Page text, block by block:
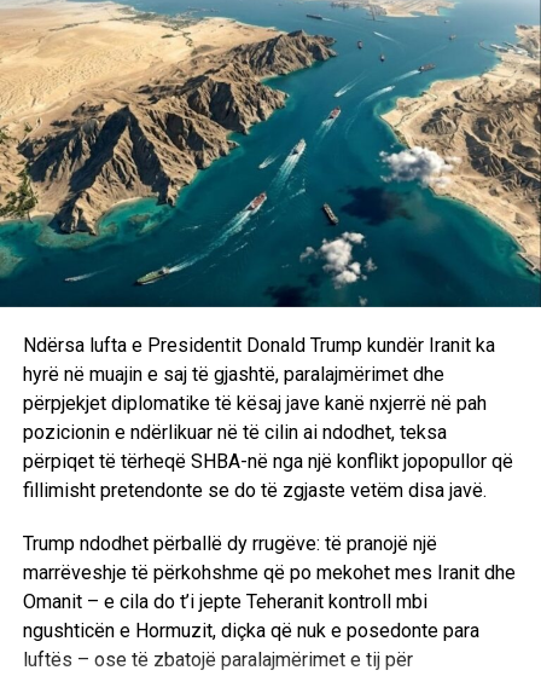
Ndryshimet klimatike, sipas tyre, po ndikojnë në
intensifikimin e fenomeneve ekstreme të motit, duke e
bërë Evropën gjithnjë e më të ekspozuar ndaj valëve të
nxehtësisë dhe pasojave të tyre.
Foto: Associated Press
D.L
Ndërsa lufta e Presidentit Donald Trump kundër Iranit ka
hyrë në muajin e saj të gjashtë, paralajmërimet dhe
përpjekjet diplomatike të kësaj jave kanë nxjerrë në pah
pozicionin e ndërlikuar në të cilin ai ndodhet, teksa
përpiqet të tërheqë SHBA-në nga një konflikt jopopullor që
fillimisht pretendonte se do të zgjaste vetëm disa javë.
Trump ndodhet përballë dy rrugëve: të pranojë një
marrëveshje të përkohshme që po mekohet mes Iranit dhe
Omanit – e cila do t’i jepte Teheranit kontroll mbi
ngushticën e Hormuzit, diçka që nuk e posedonte para
luftës – ose të zbatojë paralajmërimet e tij për